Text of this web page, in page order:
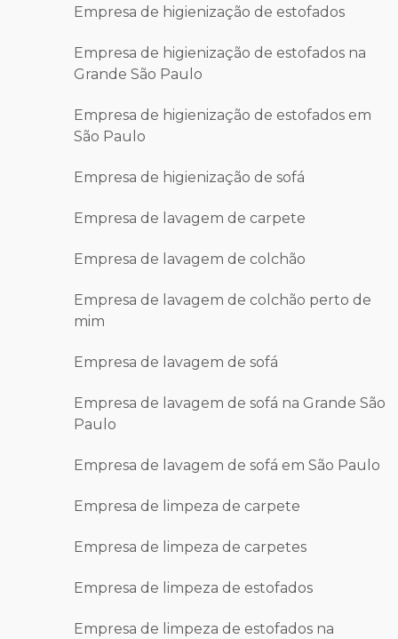
Empresa de higienização de estofados
Empresa de higienização de estofados na
Grande São Paulo
Empresa de higienização de estofados em
São Paulo
Empresa de higienização de sofá
Empresa de lavagem de carpete
Empresa de lavagem de colchão
Empresa de lavagem de colchão perto de
mim
Empresa de lavagem de sofá
Empresa de lavagem de sofá na Grande São
Paulo
Empresa de lavagem de sofá em São Paulo
Empresa de limpeza de carpete
Empresa de limpeza de carpetes
Empresa de limpeza de estofados
Empresa de limpeza de estofados na